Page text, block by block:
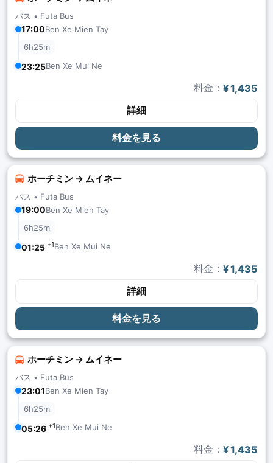
バス • Futa Bus
17:00Ben Xe Mien Tay
6h25m
23:25Ben Xe Mui Ne
料金： ¥ 1,435
詳細
料金を見る
ホーチミン → ムイネー
バス • Futa Bus
19:00Ben Xe Mien Tay
6h25m
01:25 +1Ben Xe Mui Ne
料金： ¥ 1,435
詳細
料金を見る
ホーチミン → ムイネー
バス • Futa Bus
23:01Ben Xe Mien Tay
6h25m
05:26 +1Ben Xe Mui Ne
料金： ¥ 1,435